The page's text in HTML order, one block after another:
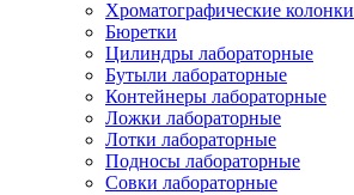
Хроматографические колонки
Бюретки
Цилиндры лабораторные
Бутыли лабораторные
Контейнеры лабораторные
Ложки лабораторные
Лотки лабораторные
Подносы лабораторные
Совки лабораторные